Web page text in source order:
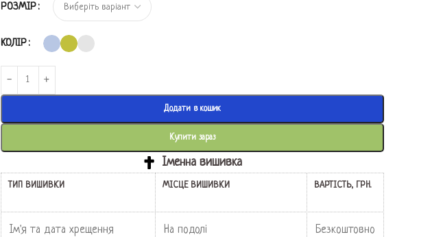
РОЗМІР
КОЛІР
Додати в кошик
Купити зараз
Іменна вишивка
ТИП ВИШИВКИ МІСЦЕ ВИШИВКИ ВАРТІСТЬ, ГРН.
Ім'я та дата хрещення На подолі Безкоштовно